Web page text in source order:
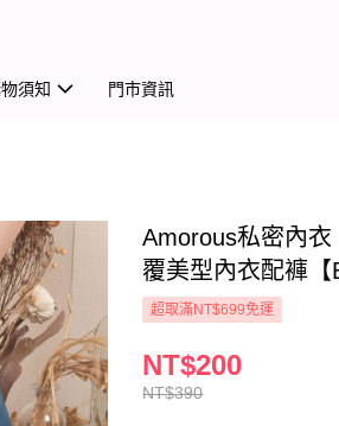
須知 門市資訊
Amorous私密內
覆美型內衣配褲【
超取滿NT$699免運
NT$390
NT$200